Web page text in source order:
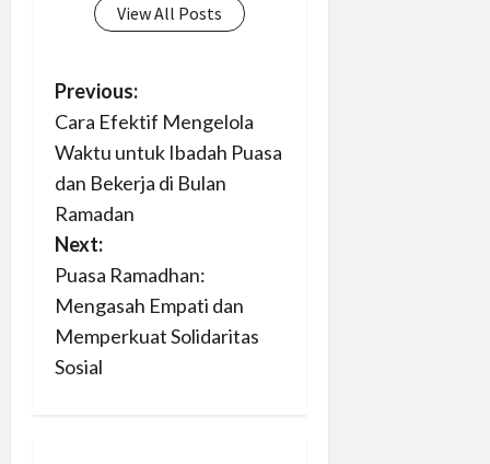
View All Posts
P
o
s
t
n
a
v
Previous:
Cara Efektif Mengelola
Waktu untuk Ibadah Puasa
dan Bekerja di Bulan
Ramadan
Next:
Puasa Ramadhan:
Mengasah Empati dan
Memperkuat Solidaritas
Sosial